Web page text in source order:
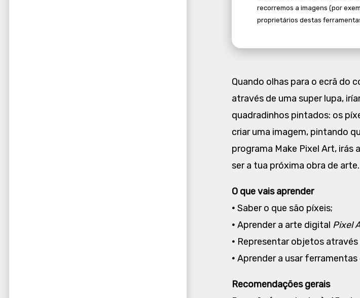
recorremos a imagens (por
proprietários destas
Quando olhas para o ecrã do
através de uma super lupa,
quadradinhos pintados: os
criar uma imagem, pintando
programa Make Pixel Art, irás
ser a tua próxima obra de
O que vais aprender
• Saber o que são píxeis;
• Aprender a arte digital Pixel
• Representar objetos
• Aprender a usar
Recomendações gerais